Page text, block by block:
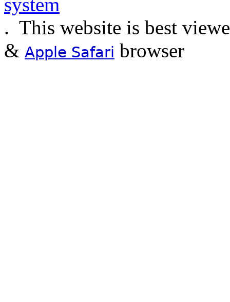
. This website is best
& Apple Safari browser